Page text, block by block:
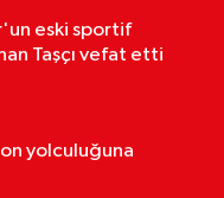
eski sportif
Taşçı vefat etti
yolculuğuna